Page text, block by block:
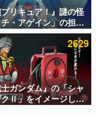
ュー数万以上！ などな
ミ渾身の“殿堂入り”記
プリキュア！』謎の怪
・アゲイン」の担当
天﨑滉平さんと判
ゼロから始める異世
ットー役、『ヒプノ
』山田三郎役など
2629
ガンダム』の「シャ
クⅡ」をイメージした
リールが予約開始。